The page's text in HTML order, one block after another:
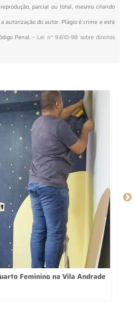
parcial ou total, mesmo citando
autorização do autor. Plágio é crime e está
Penal. – Lei n° 9.610-98 sobre direitos
Feminino na Vila Andrade